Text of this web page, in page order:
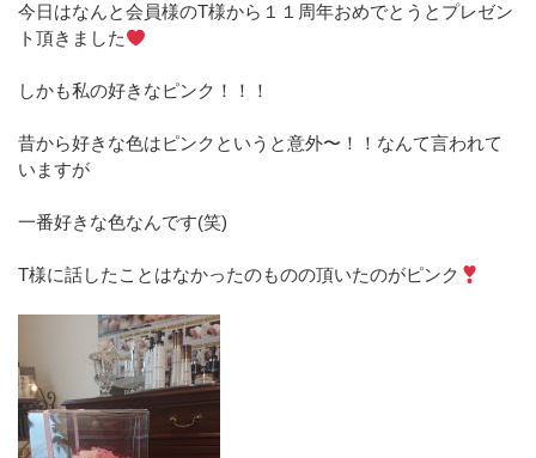
今日はなんと会員様のT様から１１周年おめでとうとプレゼン
ト頂きました
しかも私の好きなピンク！！！
昔から好きな色はピンクというと意外〜！！なんて言われて
いますが
一番好きな色なんです(笑)
T様に話したことはなかったのものの頂いたのがピンク